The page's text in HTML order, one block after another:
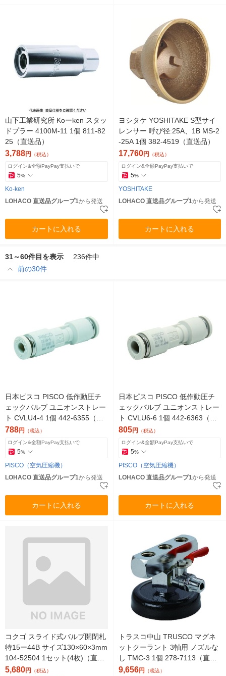
山下工業研究所 Koーken スタッ
ドプラー 4100M-11 1個 811-82
25（直送品）
3,788円 （税込）
ログイン&全額PayPay支払いで
5%
Ko-ken
LOHACO 直送品グループ1から発送
カートに入れる
ヨシタケ YOSHITAKE S型サイ
レンサー 呼び径:25A、1B MS-2
-25A 1個 382-4519（直送品）
17,760円 （税込）
ログイン&全額PayPay支払いで
5%
YOSHITAKE
LOHACO 直送品グループ1から発送
カートに入れる
31～60件目を表示
236件中
前の30件
日本ピスコ PISCO 低作動圧チ
ェックバルブ ユニオンストレー
ト CVLU4-4 1個 442-6355（直
送品）
788円 （税込）
ログイン&全額PayPay支払いで
5%
PISCO（空気圧縮機）
LOHACO 直送品グループ1から発送
カートに入れる
日本ピスコ PISCO 低作動圧チ
ェックバルブ ユニオンストレー
ト CVLU6-6 1個 442-6363（直
送品）
805円 （税込）
ログイン&全額PayPay支払いで
5%
PISCO（空気圧縮機）
LOHACO 直送品グループ1から発送
カートに入れる
コクゴ スライド式バルブ開閉札
特15ー44B サイズ130×60×3mm
104-52504 1セット(4枚)（直送
品）
5,680円 （税込）
トラスコ中山 TRUSCO マグネ
ットクーラント 3軸用 ノズルな
し TMC-3 1個 278-7113（直送
品）
9,656円 （税込）